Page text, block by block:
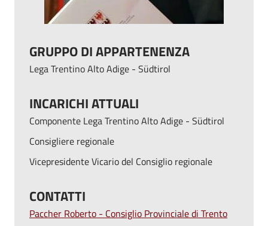
GRUPPO DI APPARTENENZA
Lega Trentino Alto Adige - Südtirol
INCARICHI ATTUALI
Componente Lega Trentino Alto Adige - Südtirol
Consigliere regionale
Vicepresidente Vicario del Consiglio regionale
CONTATTI
Paccher Roberto - Consiglio Provinciale di Trento